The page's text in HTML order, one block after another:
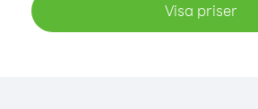
Visa priser